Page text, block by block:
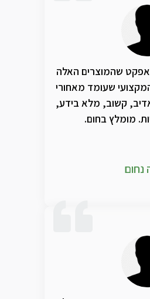
שתיתי ברציפות
כדי רכשתי מחנות
שמזכרוני מדובר
הקול. ותוך זמן קצר
המעצבנת ששוב כספי
לא דרך קיבלתי את
וממש שוכנעתי שפה
לשיעורים מלאים! יש
האלו! וריחם
שהמוצרים האלה
המקצועי שעומד מאחורי
קשוב, מלא בידע,
מומלץ בחום.
נחום